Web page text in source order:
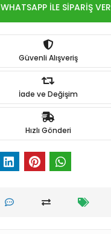
WHATSAPP İLE SİPARİŞ VER
Güvenli Alışveriş
İade ve Değişim
Hızlı Gönderi